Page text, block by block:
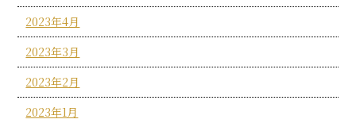
2023年4月
2023年3月
2023年2月
2023年1月